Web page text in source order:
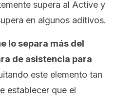
supera al Active y
en algunos aditivos.
lo separa más del
de asistencia para
este elemento tan
establecer que el